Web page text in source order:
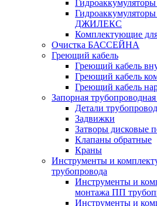
ДЖИЛЕКС
Комплектующие
Очистка БАССЕЙНА
Греющий кабель
Греющий кабель
Греющий кабель
Греющий кабель
Запорная
Детали
Задвижки
Затворы дисковые
Клапаны обратные
Краны
Инструменты и
трубопровода
Инструменты и
монтажа ПП
Инструменты и